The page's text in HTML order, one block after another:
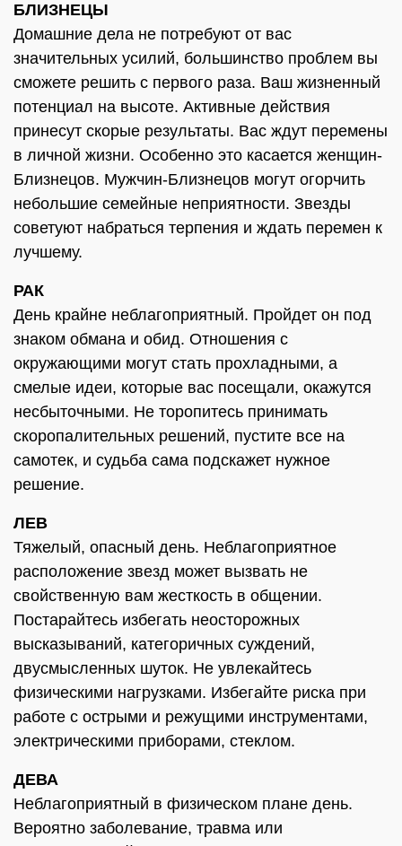
БЛИЗНЕЦЫ
Домашние дела не потребуют от вас
значительных усилий, большинство проблем вы
сможете решить с первого раза. Ваш жизненный
потенциал на высоте. Активные действия
принесут скорые результаты. Вас ждут перемены
в личной жизни. Особенно это касается женщин-
Близнецов. Мужчин-Близнецов могут огорчить
небольшие семейные неприятности. Звезды
советуют набраться терпения и ждать перемен к
лучшему.
РАК
День крайне неблагоприятный. Пройдет он под
знаком обмана и обид. Отношения с
окружающими могут стать прохладными, а
смелые идеи, которые вас посещали, окажутся
несбыточными. Не торопитесь принимать
скоропалительных решений, пустите все на
самотек, и судьба сама подскажет нужное
решение.
ЛЕВ
Тяжелый, опасный день. Неблагоприятное
расположение звезд может вызвать не
свойственную вам жесткость в общении.
Постарайтесь избегать неосторожных
высказываний, категоричных суждений,
двусмысленных шуток. Не увлекайтесь
физическими нагрузками. Избегайте риска при
работе с острыми и режущими инструментами,
электрическими приборами, стеклом.
ДЕВА
Неблагоприятный в физическом плане день.
Вероятно заболевание, травма или